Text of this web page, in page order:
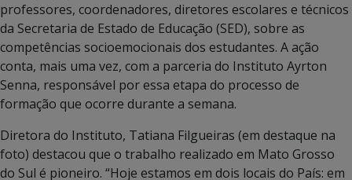
professores, coordenadores, diretores escolares e técnicos
da Secretaria de Estado de Educação (SED), sobre as
competências socioemocionais dos estudantes. A ação
conta, mais uma vez, com a parceria do Instituto Ayrton
Senna, responsável por essa etapa do processo de
formação que ocorre durante a semana.
Diretora do Instituto, Tatiana Filgueiras (em destaque na
foto) destacou que o trabalho realizado em Mato Grosso
do Sul é pioneiro. “Hoje estamos em dois locais do País: em